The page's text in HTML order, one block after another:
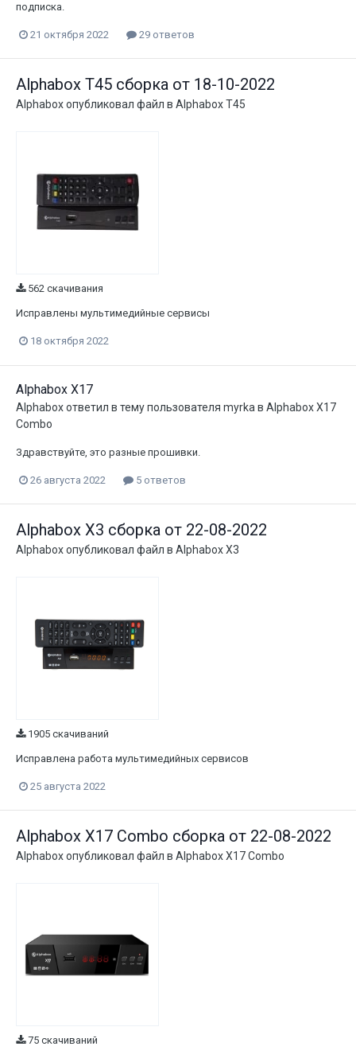
подписка.
21 октября 2022 29 ответов
Alphabox T45 сборка от 18-10-2022
Alphaboxопубликовал файл в Alphabox T45
562 скачивания
Исправлены мультимедийные сервисы
18 октября 2022
Alphabox X17
Alphaboxответил в тему пользователя myrka в Alphabox X17
Combo
Здравствуйте, это разные прошивки.
26 августа 2022 5 ответов
Alphabox X3 сборка от 22-08-2022
Alphaboxопубликовал файл в Alphabox X3
1905 скачиваний
Исправлена работа мультимедийных сервисов
25 августа 2022
Alphabox X17 Combo сборка от 22-08-2022
Alphaboxопубликовал файл в Alphabox X17 Combo
75 скачиваний